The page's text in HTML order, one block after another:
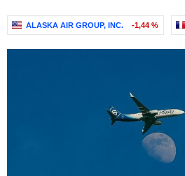
ALASKA AIR GROUP, INC. -1,44 %